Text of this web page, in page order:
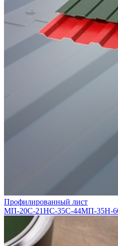
Профилированный лист
МП-20С-21НС-35С-44МП-35Н-